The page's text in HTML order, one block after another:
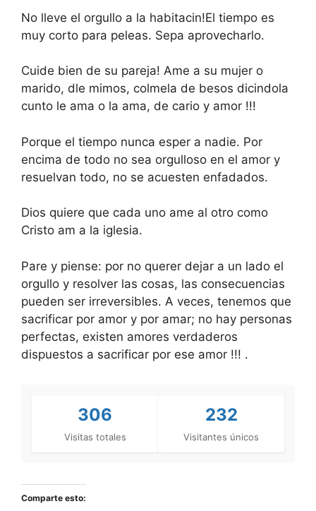
No lleve el orgullo a la habitacin!El tiempo es
muy corto para peleas. Sepa aprovecharlo.
Cuide bien de su pareja! Ame a su mujer o
marido, dle mimos, colmela de besos dicindola
cunto le ama o la ama, de cario y amor !!!
Porque el tiempo nunca esper a nadie. Por
encima de todo no sea orgulloso en el amor y
resuelvan todo, no se acuesten enfadados.
Dios quiere que cada uno ame al otro como
Cristo am a la iglesia.
Pare y piense: por no querer dejar a un lado el
orgullo y resolver las cosas, las consecuencias
pueden ser irreversibles. A veces, tenemos que
sacrificar por amor y por amar; no hay personas
perfectas, existen amores verdaderos
dispuestos a sacrificar por ese amor !!! .
306
Visitas totales
232
Visitantes únicos
Comparte esto: